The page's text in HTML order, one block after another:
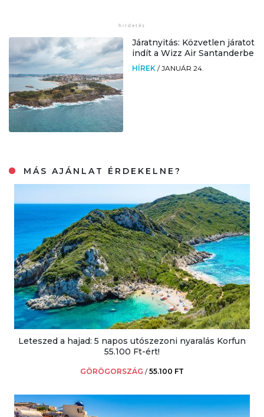
Járatnyitás: Közvetlen járatot
indít a Wizz Air Santanderbe
HÍREK /JANUÁR 24.
MÁS AJÁNLAT ÉRDEKELNE?
Leteszed a hajad: 5 napos utószezoni nyaralás Korfun
55.100 Ft-ért!
GÖRÖGORSZÁG /55.100 FT